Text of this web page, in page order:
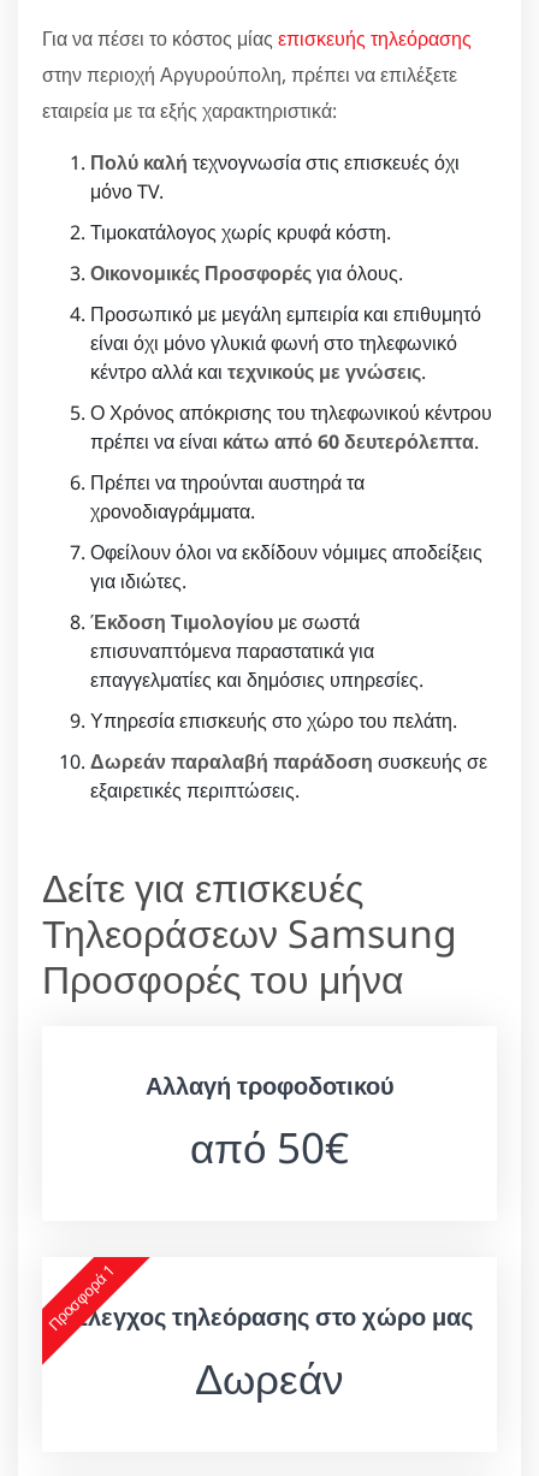
Για να πέσει το κόστος μίας επισκευής τηλεόρασης
στην περιοχή Αργυρούπολη, πρέπει να επιλέξετε
εταιρεία με τα εξής χαρακτηριστικά:
Πολύ καλή τεχνογνωσία στις επισκευές όχι
μόνο TV.
Τιμοκατάλογος χωρίς κρυφά κόστη.
Οικονομικές Προσφορέςγια όλους.
Προσωπικό με μεγάλη εμπειρία και επιθυμητό
είναι όχι μόνο γλυκιά φωνή στο τηλεφωνικό
κέντρο αλλά και τεχνικούς με γνώσεις.
Ο Χρόνος απόκρισης του τηλεφωνικού κέντρου
πρέπει να είναι κάτω από 60 δευτερόλεπτα.
Πρέπει να τηρούνται αυστηρά τα
χρονοδιαγράμματα.
Οφείλουν όλοι να εκδίδουν νόμιμες αποδείξεις
για ιδιώτες.
Έκδοση Τιμολογίου με σωστά
επισυναπτόμενα παραστατικά για
επαγγελματίες και δημόσιες υπηρεσίες.
Υπηρεσία επισκευής στο χώρο του πελάτη.
Δωρεάν παραλαβή παράδοση συσκευής σε
εξαιρετικές περιπτώσεις.
Δείτε για επισκευές
Τηλεοράσεων Samsung
Προσφορές του μήνα
Αλλαγή τροφοδοτικού
από 50€
Προσφορά 1
Έλεγχος τηλεόρασης στο χώρο μας
Δωρεάν